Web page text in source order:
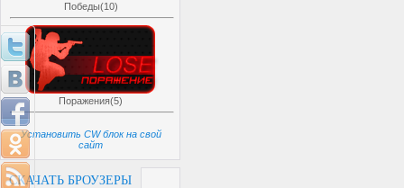
Победы(10)
Поражения(5)
Установить CW блок на свой
сайт
СКАЧАТЬ БРОУЗЕРЫ